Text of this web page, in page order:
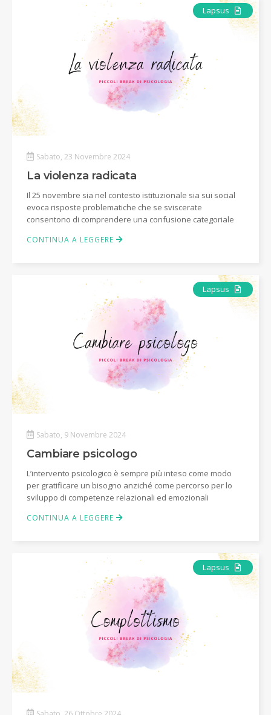
Lapsus Articolo
Sabato, 23 Novembre 2024
La violenza radicata
Il 25 novembre sia nel contesto istituzionale sia sui social
evoca risposte problematiche che se sviscerate
consentono di comprendere una confusione categoriale
CONTINUA A LEGGERE
Lapsus Articolo
Sabato, 9 Novembre 2024
Cambiare psicologo
L’intervento psicologico è sempre più inteso come modo
per gratificare un bisogno anziché come percorso per lo
sviluppo di competenze relazionali ed emozionali
CONTINUA A LEGGERE
Lapsus Articolo